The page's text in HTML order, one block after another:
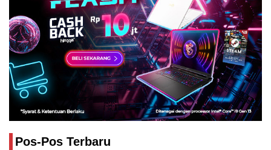
Pos-Pos Terbaru